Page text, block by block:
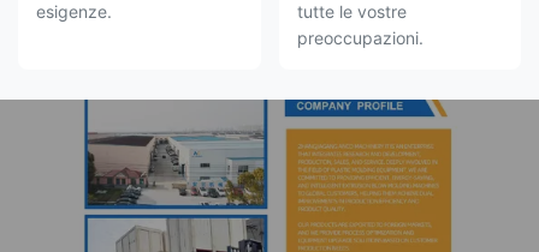
esigenze.
tutte le vostre
preoccupazioni.